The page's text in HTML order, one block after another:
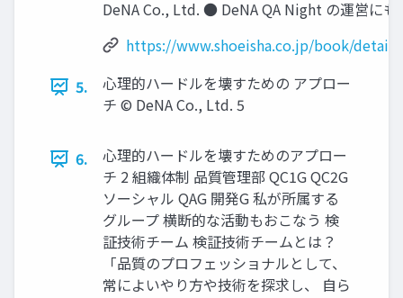
DeNA Co., Ltd. ● DeNA QA Night の運営にも
https://www.shoeisha.co.jp/book/detail/
5.
心理的ハードルを壊すための アプロー
チ © DeNA Co., Ltd. 5
6.
心理的ハードルを壊すためのアプロー
チ 2 組織体制 品質管理部 QC1G QC2G
ソーシャル QAG 開発G 私が所属する
グループ 横断的な活動もおこなう 検
証技術チーム 検証技術チームとは？
「品質のプロフェッショナルとして、
常によいやり方や技術を探求し、 自ら